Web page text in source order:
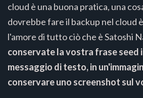
cloud è una buona pratica, una
dovrebbe fare il backup nel cloud
l'amore di tutto ciò che è Satoshi
conservate la vostra frase seed
messaggio di testo, in
conservare uno screenshot sul